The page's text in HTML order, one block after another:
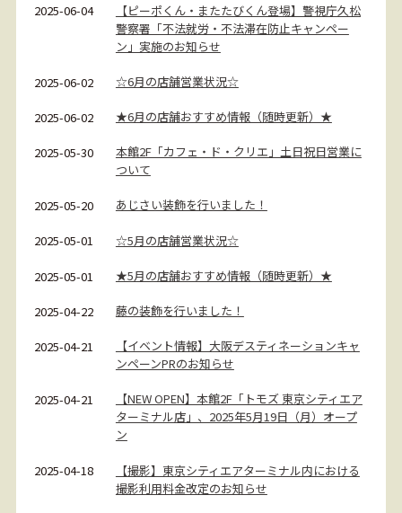
2025-06-04
【ピーポくん・またたびくん登場】警視庁久松
警察署「不法就労・不法滞在防止キャンペー
ン」実施のお知らせ
2025-06-02 ☆6月の店舗営業状況☆
2025-06-02 ★6月の店舗おすすめ情報（随時更新）★
2025-05-30
本館2F「カフェ・ド・クリエ」土日祝日営業に
ついて
2025-05-20 あじさい装飾を行いました！
2025-05-01 ☆5月の店舗営業状況☆
2025-05-01 ★5月の店舗おすすめ情報（随時更新）★
2025-04-22 藤の装飾を行いました！
2025-04-21
【イベント情報】大阪デスティネーションキャ
ンペーンPRのお知らせ
2025-04-21
【NEW OPEN】本館2F「トモズ 東京シティエア
ターミナル店」、2025年5月19日（月）オープ
ン
2025-04-18
【撮影】東京シティエアターミナル内における
撮影利用料金改定のお知らせ